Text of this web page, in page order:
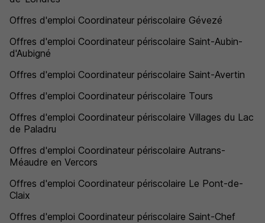
Offres d'emploi Coordinateur périscolaire Gévezé
Offres d'emploi Coordinateur périscolaire Saint-Aubin-
d'Aubigné
Offres d'emploi Coordinateur périscolaire Saint-Avertin
Offres d'emploi Coordinateur périscolaire Tours
Offres d'emploi Coordinateur périscolaire Villages du Lac
de Paladru
Offres d'emploi Coordinateur périscolaire Autrans-
Méaudre en Vercors
Offres d'emploi Coordinateur périscolaire Le Pont-de-
Claix
Offres d'emploi Coordinateur périscolaire Saint-Chef